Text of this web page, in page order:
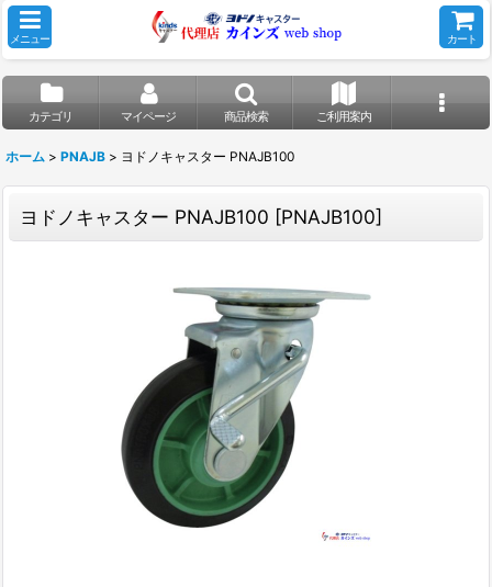
メニュー カート
カテゴリ マイページ 商品検索 ご利用案内
ホーム > PNAJB > ヨドノキャスター PNAJB100
ヨドノキャスター PNAJB100 [PNAJB100]